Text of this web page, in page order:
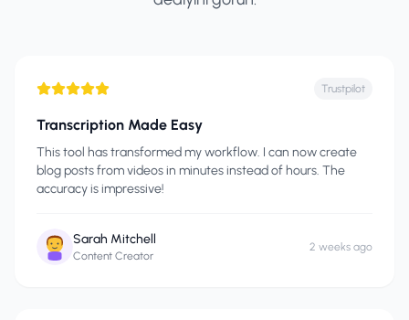
Trustpilot
Transcription Made Easy
This tool has transformed my workflow. I can now create
blog posts from videos in minutes instead of hours. The
accuracy is impressive!
Sarah Mitchell
Content Creator
2 weeks ago